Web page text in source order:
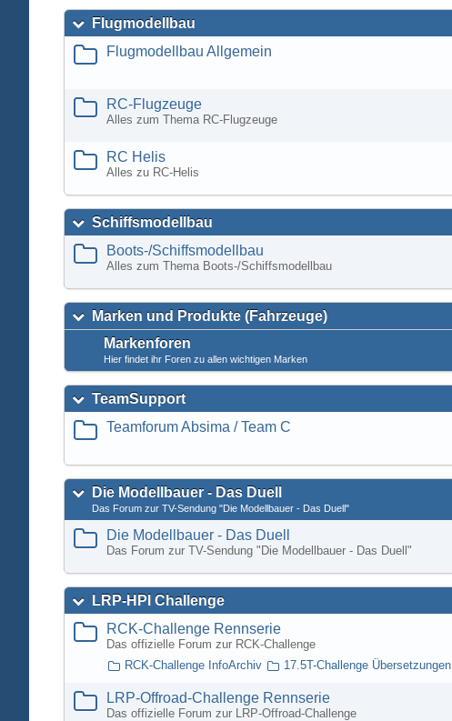
Flugmodellbau
Flugmodellbau Allgemein
RC-Flugzeuge
Alles zum Thema RC-Flugzeuge
RC Helis
Alles zu RC-Helis
Schiffsmodellbau
Boots-/Schiffsmodellbau
Alles zum Thema Boots-/Schiffsmodellbau
Marken und Produkte (Fahrzeuge)
Markenforen
Hier findet ihr Foren zu allen wichtigen Marken
TeamSupport
Teamforum Absima / Team C
Die Modellbauer - Das Duell
Das Forum zur TV-Sendung "Die Modellbauer - Das Duell"
Die Modellbauer - Das Duell
Das Forum zur TV-Sendung "Die Modellbauer - Das Duell"
LRP-HPI Challenge
RCK-Challenge Rennserie
Das offizielle Forum zur RCK-Challenge
RCK-Challenge InfoArchiv 17.5T-Challenge Übersetzungen
LRP-Offroad-Challenge Rennserie
Das offizielle Forum zur LRP-Offroad-Challenge